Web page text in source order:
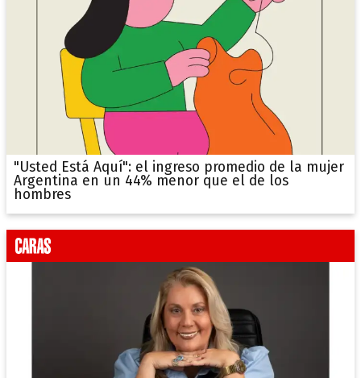
"Usted Está Aquí": el ingreso promedio de la mujer
Argentina en un 44% menor que el de los
hombres